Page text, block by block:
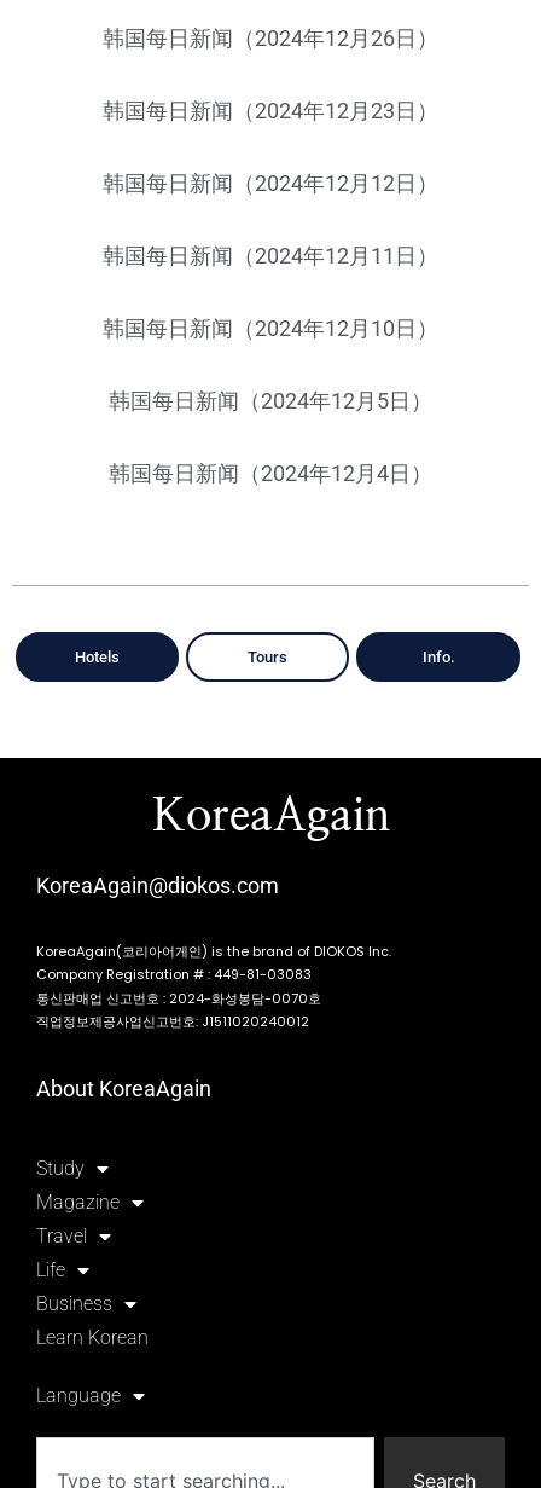
韩国每日新闻（2024年12月26日）
韩国每日新闻（2024年12月23日）
韩国每日新闻（2024年12月12日）
韩国每日新闻（2024年12月11日）
韩国每日新闻（2024年12月10日）
韩国每日新闻（2024年12月5日）
韩国每日新闻（2024年12月4日）
Hotels Tours Info.
KoreaAgain
KoreaAgain@diokos.com
KoreaAgain(코리아어게인) is the brand of DIOKOS Inc.
Company Registration # : 449-81-03083
통신판매업 신고번호 : 2024-화성봉담-0070호
직업정보제공사업신고번호: J1511020240012
About KoreaAgain
Study
Magazine
Travel
Life
Business
Learn Korean
Language
Search